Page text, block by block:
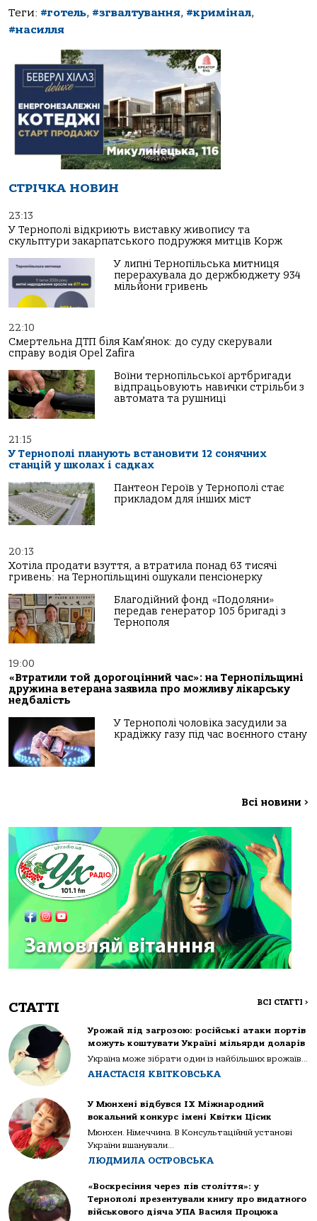
Теги: #готель, #згвалтування, #кримінал,
#насилля
СТРІЧКА НОВИН
23:13
У Тернополі відкриють виставку живопису та
скульптури закарпатського подружжя митців Корж
У липні Тернопільська митниця
перерахувала до держбюджету 934
мільйони гривень
22:10
Смертельна ДТП біля Кам’янок: до суду скерували
справу водія Opel Zafira
Воїни тернопільської артбригади
відпрацьовують навички стрільби з
автомата та рушниці
21:15
У Тернополі планують встановити 12 сонячних
станцій у школах і садках
Пантеон Героїв у Тернополі стає
прикладом для інших міст
20:13
Хотіла продати взуття, а втратила понад 63 тисячі
гривень: на Тернопільщині ошукали пенсіонерку
Благодійний фонд «Подоляни»
передав генератор 105 бригаді з
Тернополя
19:00
«Втратили той дорогоцінний час»: на Тернопільщині
дружина ветерана заявила про можливу лікарську
недбалість
У Тернополі чоловіка засудили за
крадіжку газу під час воєнного стану
Всі новини >
СТАТТІ ВСІ СТАТТІ >
Урожай під загрозою: російські атаки портів
можуть коштувати Україні мільярди доларів
Україна може зібрати один із найбільших врожаїв...
АНАСТАСІЯ КВІТКОВСЬКА
У Мюнхені відбувся IX Міжнародний
вокальний конкурс імені Квітки Цісик
Мюнхен. Німеччина. В Консультаційній установі
України вшанували...
ЛЮДМИЛА ОСТРОВСЬКА
«Воскресіння через пів століття»: у
Тернополі презентували книгу про видатного
військового діяча УПА Василя Процюка